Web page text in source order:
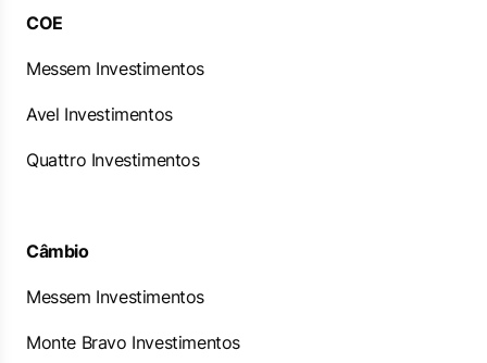
COE
Messem Investimentos
Avel Investimentos
Quattro Investimentos
Câmbio
Messem Investimentos
Monte Bravo Investimentos